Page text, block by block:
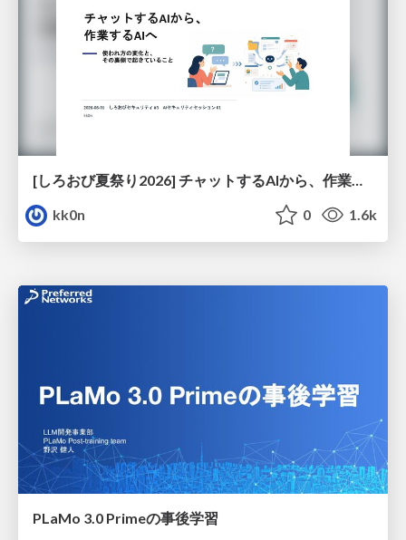
[しろおび夏祭り2026] チャットするAIから、作業するAIへ - 使われ方の変化と、その裏側で起きていること
kk0n
0 1.6k
PLaMo 3.0 Primeの事後学習